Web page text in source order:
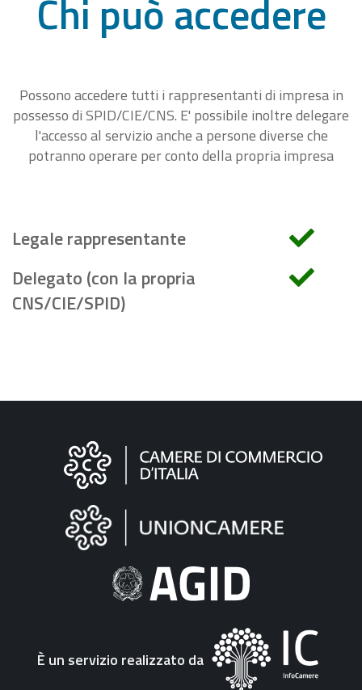
Chi può accedere
Possono accedere tutti i rappresentanti di impresa in
possesso di SPID/CIE/CNS. E' possibile inoltre delegare
l'accesso al servizio anche a persone diverse che
potranno operare per conto della propria impresa
Legale rappresentante
Delegato (con la propria
CNS/CIE/SPID)
Informazioni
"Fattura
Elettronica"
È un servizio realizzato da